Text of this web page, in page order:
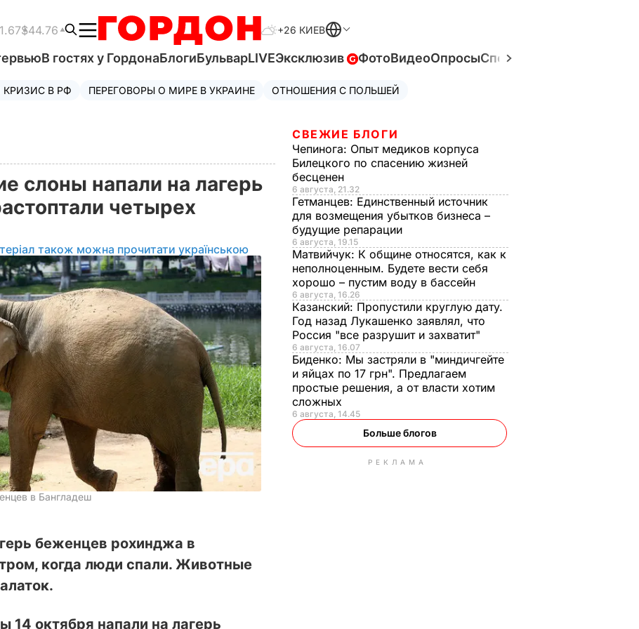
$44.76 +26 КИЕВ
В гостях у ГордонаБлогиБульварLIVEЭксклюзив ФотоВидеоОпросыСпецпроекты
В РФ ПЕРЕГОВОРЫ О МИРЕ В УКРАИНЕ ОТНОШЕНИЯ С ПОЛЬШЕЙ
слоны напали на лагерь
четырех
також можна прочитати українською
в Бангладеш
беженцев рохинджа в
когда люди спали. Животные
14 октября напали на лагерь
СВЕЖИЕ БЛОГИ
Чепинога: Опыт медиков корпуса
Билецкого по спасению жизней
бесценен
6 августа, 21.32
Гетманцев: Единственный источник
для возмещения убытков бизнеса –
будущие репарации
6 августа, 19.15
Матвийчук: К общине относятся, как к
неполноценным. Будете вести себя
хорошо – пустим воду в бассейн
6 августа, 16.26
Казанский: Пропустили круглую дату.
Год назад Лукашенко заявлял, что
Россия "все разрушит и захватит"
6 августа, 16.07
Биденко: Мы застряли в "миндичгейте
и яйцах по 17 грн". Предлагаем
простые решения, а от власти хотим
сложных
6 августа, 14.45
Больше блогов
РЕКЛАМА